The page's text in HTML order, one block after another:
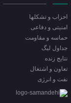
احزاب و تشکلها
امنیتی و دفاعی
حماسه و مقاومت
جداول لیگ
نتایج زنده
تعاون و اشتغال
نفت و انرژی